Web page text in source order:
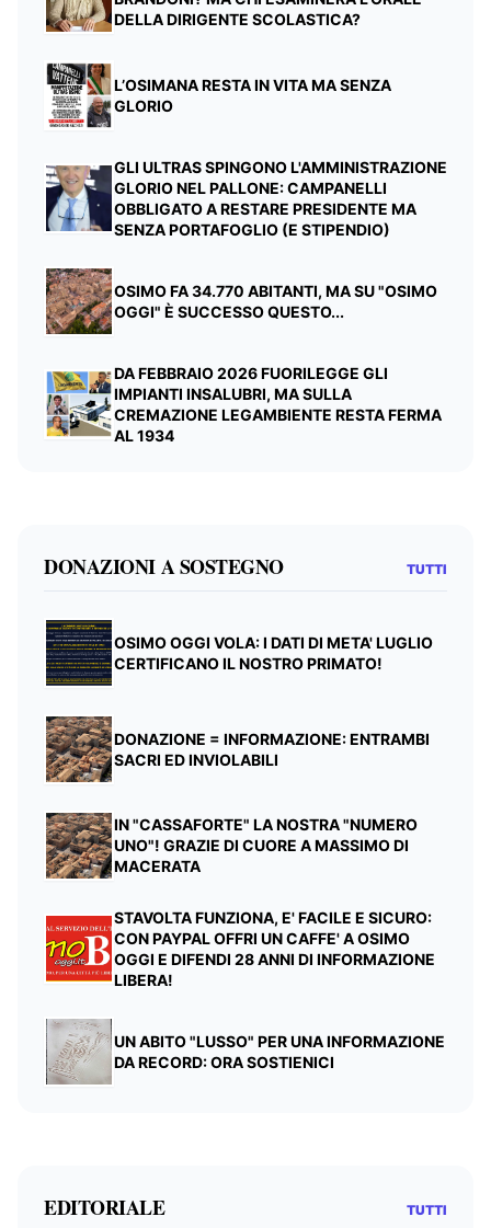
DELLA DIRIGENTE SCOLASTICA?
L’OSIMANA RESTA IN VITA MA SENZA
GLORIO
GLI ULTRAS SPINGONO L'AMMINISTRAZIONE
GLORIO NEL PALLONE: CAMPANELLI
OBBLIGATO A RESTARE PRESIDENTE MA
SENZA PORTAFOGLIO (E STIPENDIO)
OSIMO FA 34.770 ABITANTI, MA SU "OSIMO
OGGI" È SUCCESSO QUESTO...
DA FEBBRAIO 2026 FUORILEGGE GLI
IMPIANTI INSALUBRI, MA SULLA
CREMAZIONE LEGAMBIENTE RESTA FERMA
AL 1934
DONAZIONI A SOSTEGNO TUTTI
OSIMO OGGI VOLA: I DATI DI META' LUGLIO
CERTIFICANO IL NOSTRO PRIMATO!
DONAZIONE = INFORMAZIONE: ENTRAMBI
SACRI ED INVIOLABILI
IN "CASSAFORTE" LA NOSTRA "NUMERO
UNO"! GRAZIE DI CUORE A MASSIMO DI
MACERATA
STAVOLTA FUNZIONA, E' FACILE E SICURO:
CON PAYPAL OFFRI UN CAFFE' A OSIMO
OGGI E DIFENDI 28 ANNI DI INFORMAZIONE
LIBERA!
UN ABITO "LUSSO" PER UNA INFORMAZIONE
DA RECORD: ORA SOSTIENICI
EDITORIALE TUTTI